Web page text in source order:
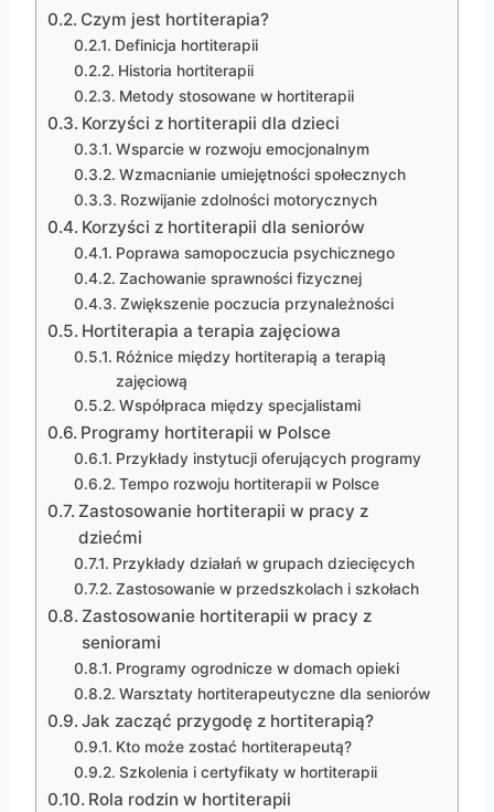
Czym jest hortiterapia?
Definicja hortiterapii
Historia hortiterapii
Metody stosowane w hortiterapii
Korzyści z hortiterapii dla dzieci
Wsparcie w rozwoju emocjonalnym
Wzmacnianie umiejętności społecznych
Rozwijanie zdolności motorycznych
Korzyści z hortiterapii dla seniorów
Poprawa samopoczucia psychicznego
Zachowanie sprawności fizycznej
Zwiększenie poczucia przynależności
Hortiterapia a terapia zajęciowa
Różnice między hortiterapią a terapią
zajęciową
Współpraca między specjalistami
Programy hortiterapii w Polsce
Przykłady instytucji oferujących programy
Tempo rozwoju hortiterapii w Polsce
Zastosowanie hortiterapii w pracy z
dziećmi
Przykłady działań w grupach dziecięcych
Zastosowanie w przedszkolach i szkołach
Zastosowanie hortiterapii w pracy z
seniorami
Programy ogrodnicze w domach opieki
Warsztaty hortiterapeutyczne dla seniorów
Jak zacząć przygodę z hortiterapią?
Kto może zostać hortiterapeutą?
Szkolenia i certyfikaty w hortiterapii
Rola rodzin w hortiterapii